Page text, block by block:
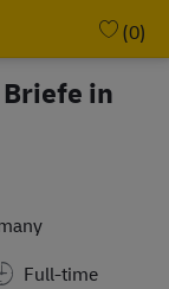
(0)
in
Full-time